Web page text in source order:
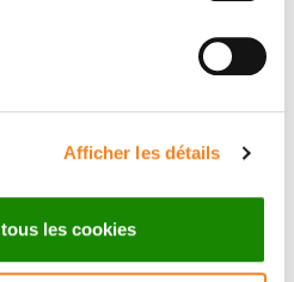
Afficher les détails
les cookies